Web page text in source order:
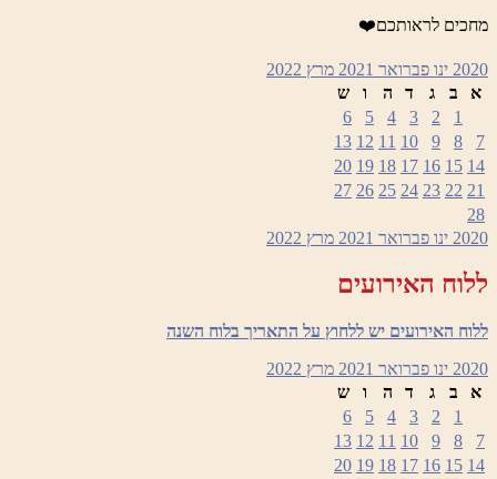
מחכים לראותכם❤️
2020 ינו פברואר 2021 מרץ 2022
א
ב ג ד ה ו
ש
1
2
3
4
5
6
7
8
9
10
11
12
13
14
15
16
17
18
19
20
21
22
23
24
25
26
27
28
2020 ינו פברואר 2021 מרץ 2022
ללוח האירועים
ללוח האירועים יש ללחוץ על התאריך בלוח השנה
2020 ינו פברואר 2021 מרץ 2022
א
ב ג ד ה ו
ש
1
2
3
4
5
6
7
8
9
10
11
12
13
14
15
16
17
18
19
20